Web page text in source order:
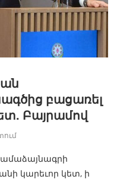
բացառել
Բայրամով
կարեւոր կետ, ի